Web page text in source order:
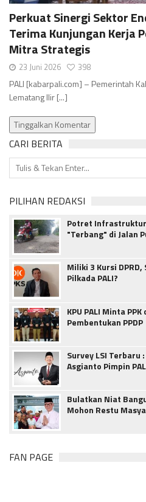
Comments
Perkuat Sinergi Sektor
Terima Kunjungan Kerja
Mitra Strategis
23 Juni 2026 398
PALI [kabarpali.com] – Pemerintah
Lematang Ilir [...]
Tinggalkan Komentar
CARI BERITA
PILIHAN REDAKSI
Potret Infrastruktur
"Terbang" di Jalan
Miliki 3 Kursi DPRD,
Pilkada PALI?
KPU PALI Minta
Pembentukan PPDP
Survey LSI Terbaru
Asgianto Pimpin
Bulatkan Niat
Mohon Restu
FAN PAGE